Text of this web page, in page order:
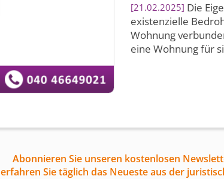
21.02.2025 Die
existenzielle
Wohnung
eine Wohnung für
Abonnieren Sie unseren kostenlosen
erfahren Sie täglich das Neueste aus der